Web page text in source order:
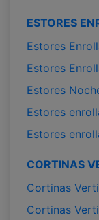
ESTORES
Estores
Estores
Estores
Estores
Estores
CORTINAS
Cortinas
Cortinas